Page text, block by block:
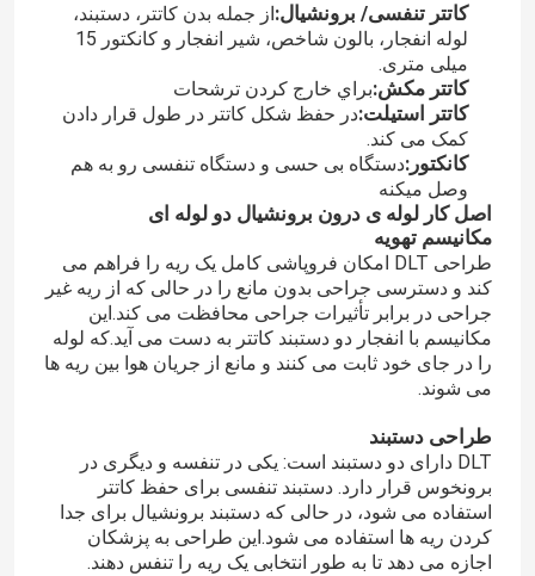
کاتتر تنفسی/ برونشیال:از جمله بدن کاتتر، دستبند،
لوله انفجار، بالون شاخص، شیر انفجار و کانکتور 15
میلی متری.
کاتتر مکش:براي خارج کردن ترشحات
کاتتر استیلت:در حفظ شکل کاتتر در طول قرار دادن
کمک می کند.
کانکتور:دستگاه بی حسی و دستگاه تنفسی رو به هم
وصل میکنه
اصل کار لوله ی درون برونشیال دو لوله ای
مکانیسم تهویه
طراحی DLT امکان فروپاشی کامل یک ریه را فراهم می
کند و دسترسی جراحی بدون مانع را در حالی که از ریه غیر
جراحی در برابر تأثیرات جراحی محافظت می کند.این
مکانیسم با انفجار دو دستبند کاتتر به دست می آید.که لوله
را در جای خود ثابت می کنند و مانع از جریان هوا بین ریه ها
می شوند.
طراحی دستبند
DLT دارای دو دستبند است: یکی در تنفسه و دیگری در
برونخوس قرار دارد. دستبند تنفسی برای حفظ کاتتر
استفاده می شود، در حالی که دستبند برونشیال برای جدا
کردن ریه ها استفاده می شود.این طراحی به پزشکان
اجازه می دهد تا به طور انتخابی یک ریه را تنفس دهند.